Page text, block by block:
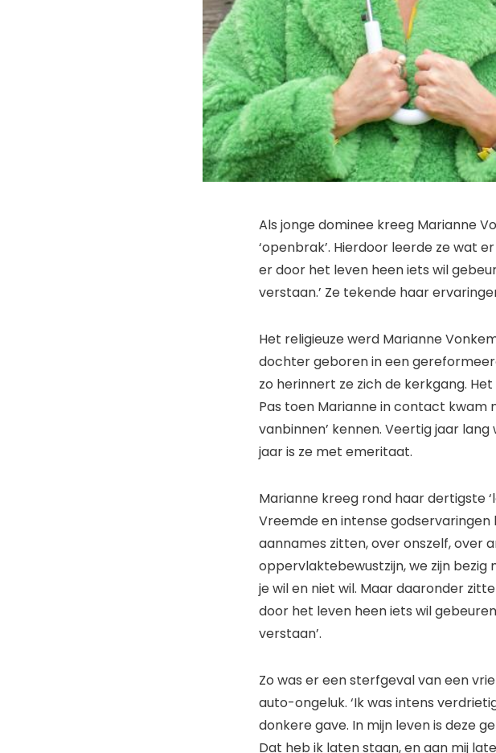
Als jonge dominee kreeg Marianne
‘openbrak’. Hierdoor leerde ze wat
er door het leven heen iets wil
verstaan.’ Ze tekende haar
Het religieuze werd Marianne
dochter geboren in een
zo herinnert ze zich de kerkgang.
Pas toen Marianne in contact kwam
vanbinnen’ kennen. Veertig jaar
jaar is ze met emeritaat.
Marianne kreeg rond haar dertigste
Vreemde en intense
aannames zitten, over onszelf, over
oppervlaktebewustzijn, we zijn bezig
je wil en niet wil. Maar daaronder
door het leven heen iets wil
verstaan’.
Zo was er een sterfgeval van een
auto-ongeluk. ‘Ik was intens
donkere gave. In mijn leven is deze
Dat heb ik laten staan, en aan mij